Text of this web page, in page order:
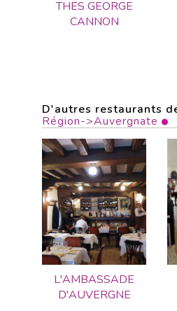
THES GEORGE
CANNON
D'autres restaurants
Région->Auvergnate
L'AMBASSADE
D'AUVERGNE